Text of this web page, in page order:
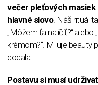
večer pleťových masiek
hlavné slovo. Náš rituál
„Môžem ťa nalíčiť?“
krémom?“. Miluje beauty
dodala.
Postavu si musí udrživať